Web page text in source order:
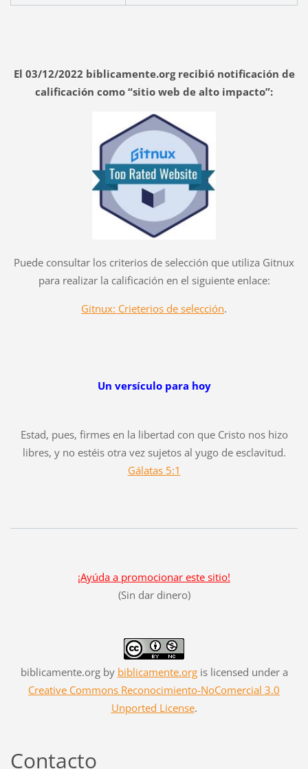
El 03/12/2022 biblicamente.org recibió notificación de
calificación como “sitio web de alto impacto”:
Puede consultar los criterios de selección que utiliza Gitnux
para realizar la calificación en el siguiente enlace:
Gitnux: Crieterios de selección.
Un versículo para hoy
Estad, pues, firmes en la libertad con que Cristo nos hizo
libres, y no estéis otra vez sujetos al yugo de esclavitud.
Gálatas 5:1
¡Ayúda a promocionar este sitio!
(Sin dar dinero)
biblicamente.orgby biblicamente.orgis licensed under a
Creative Commons Reconocimiento-NoComercial 3.0
Unported License.
Contacto